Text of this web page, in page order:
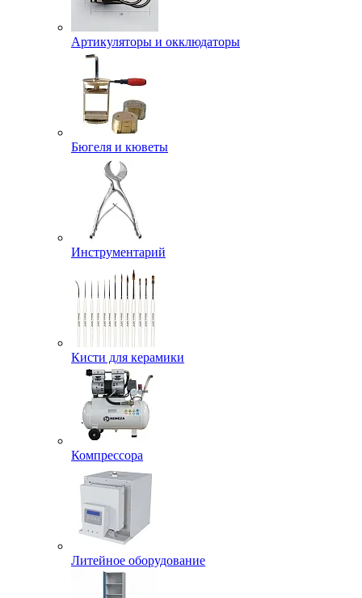
Артикуляторы и окклюдаторы
Бюгеля и кюветы
Инструментарий
Кисти для керамики
Компрессора
Литейное оборудование